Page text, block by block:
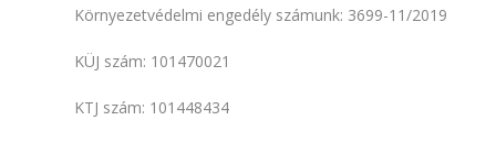
Környezetvédelmi engedély számunk: 3699-11/2019
KÜJ szám: 101470021
KTJ szám: 101448434